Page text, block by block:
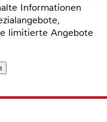
Informationen
limitierte Angebote